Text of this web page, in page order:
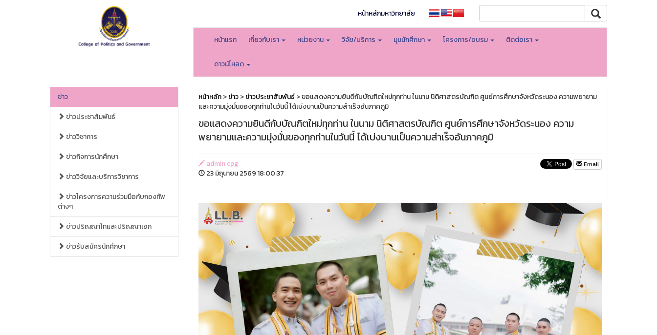
หน้าหลักมหาวิทยาลัย
หน้าแรก เกี่ยวกับเรา หน่วยงาน วิจัย/บริการ มุมนักศึกษา โครงการ/อบรม ติดต่อเรา
ดาวน์โหลด
ข่าว
ข่าวประชาสัมพันธ์
ข่าววิชาการ
ข่าวกิจการนักศึกษา
ข่าววิจัยและบริการวิชาการ
ข่าวโครงการความร่วมมือกับกองทัพ
ต่างๆ
ข่าวปริญญาโทและปริญญาเอก
ข่าวรับสมัครนักศึกษา
หน้าหลัก>ข่าว>ข่าวประชาสัมพันธ์> ขอแสดงความยินดีกับบัณฑิตใหม่ทุกท่าน ในนาม นิติศาสตรบัณฑิต ศูนย์การศึกษาจังหวัดระนอง ความพยายาม
และความมุ่งมั่นของทุกท่านในวันนี้ ได้เบ่งบานเป็นความสำเร็จอันภาคภูมิ
ขอแสดงความยินดีกับบัณฑิตใหม่ทุกท่าน ในนาม นิติศาสตรบัณฑิต ศูนย์การศึกษาจังหวัดระนอง ความ
พยายามและความมุ่งมั่นของทุกท่านในวันนี้ ได้เบ่งบานเป็นความสำเร็จอันภาคภูมิ
admin cpg
23 มิถุนายน 2569 18:00:37
Email